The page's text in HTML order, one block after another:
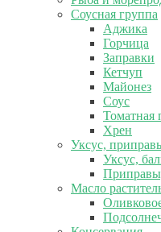
Соусная группа
Аджика
Горчица
Заправки
Кетчуп
Майонез
Соус
Томатная
Хрен
Уксус,
Уксус,
Масло